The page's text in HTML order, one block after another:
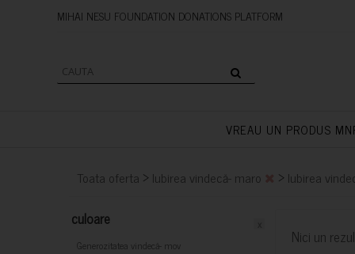
MIHAI NESU FOUNDATION
VREAU UN PRODUS
Toata oferta > Iubirea vindecă- maro > Iubirea
culoare
Generozitatea vindecă- mov
Nici un